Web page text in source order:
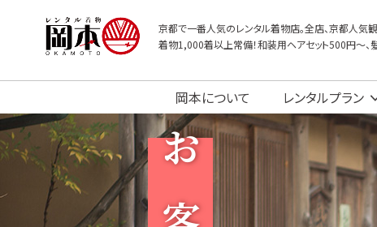
京都で一番人気のレンタル着物店。全店、京都人気観
着物1,000着以上常備！和装用ヘアセット500円〜、
岡本について レンタルプラン